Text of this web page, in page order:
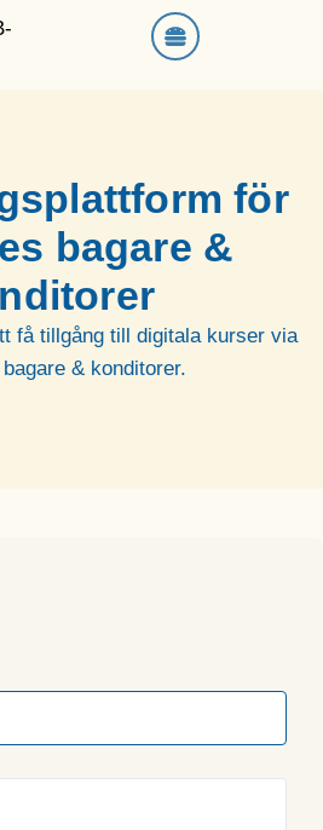
för
bagare &
få tillgång till digitala kurser via
& konditorer.